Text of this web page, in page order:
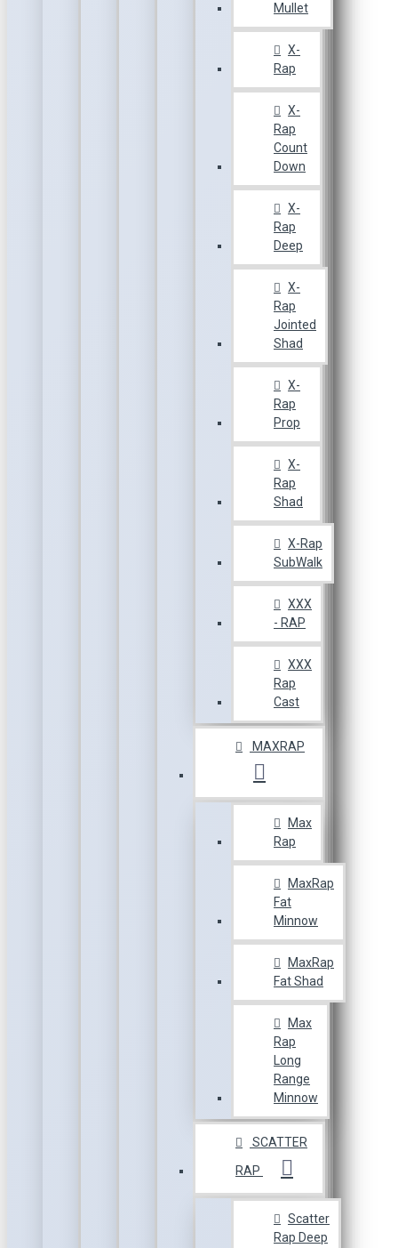
Mullet
X-
Rap
X-
Rap
Count
Down
X-
Rap
Deep
X-
Rap
Jointed
Shad
X-
Rap
Prop
X-
Rap
Shad
X-Rap
SubWalk
XXX
- RAP
XXX
Rap
Cast
MAXRAP
Max
Rap
MaxRap
Fat
Minnow
MaxRap
Fat Shad
Max
Rap
Long
Range
Minnow
SCATTER
RAP
Scatter
Rap Deep